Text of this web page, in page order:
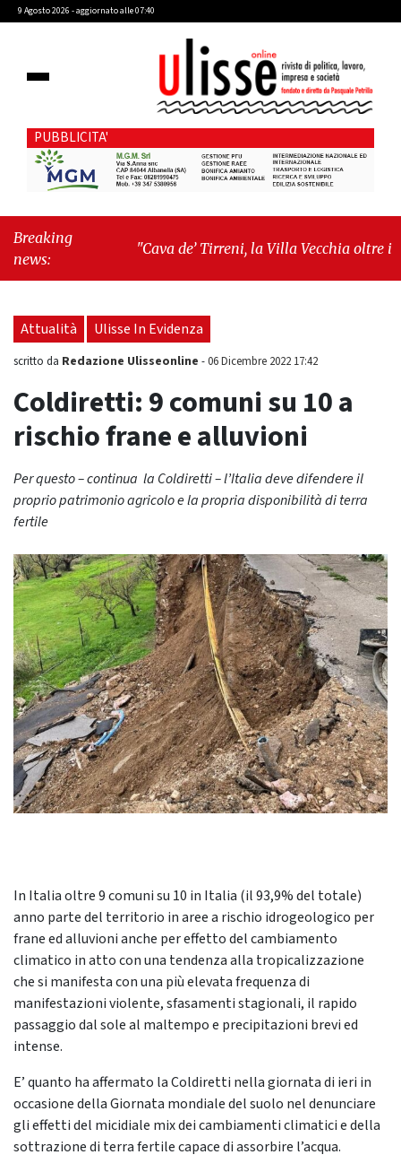
9 Agosto 2026 - aggiornato alle 07:40
PUBBLICITA'
Breaking
news:
"Cava de’ Tirreni, la Villa Vecchia oltre i
seduta consiliare: “Serve chiarezza!”"
Attualità Ulisse In Evidenza
scritto da Redazione Ulisseonline -06 Dicembre 2022 17:42
Coldiretti: 9 comuni su 10 a
rischio frane e alluvioni
Per questo – continua la Coldiretti – l’Italia deve difendere il
proprio patrimonio agricolo e la propria disponibilità di terra
fertile
In Italia oltre 9 comuni su 10 in Italia (il 93,9% del totale)
anno parte del territorio in aree a rischio idrogeologico per
frane ed alluvioni anche per effetto del cambiamento
climatico in atto con una tendenza alla tropicalizzazione
che si manifesta con una più elevata frequenza di
manifestazioni violente, sfasamenti stagionali, il rapido
passaggio dal sole al maltempo e precipitazioni brevi ed
intense.
E’ quanto ha affermato la Coldiretti nella giornata di ieri in
occasione della Giornata mondiale del suolo nel denunciare
gli effetti del micidiale mix dei cambiamenti climatici e della
sottrazione di terra fertile capace di assorbire l’acqua.